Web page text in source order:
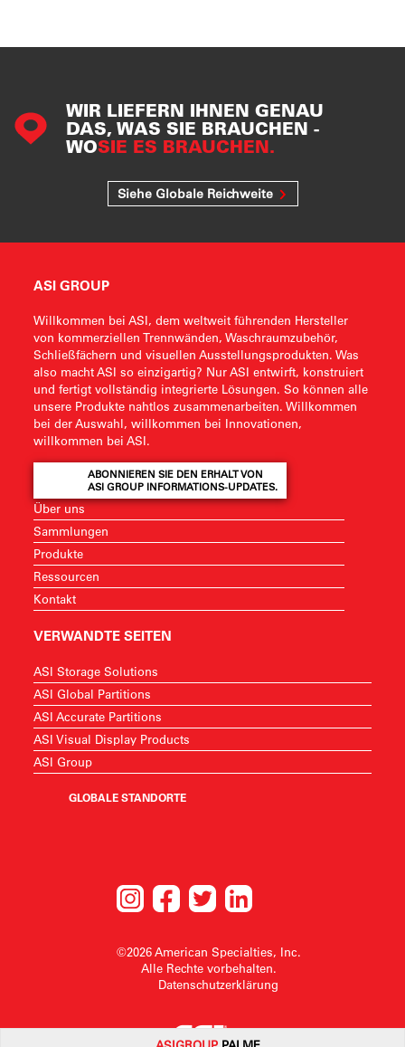
WIR LIEFERN IHNEN GENAU
DAS, WAS SIE BRAUCHEN -
WOSIE ES BRAUCHEN.
Siehe Globale Reichweite
ASI GROUP
Willkommen bei ASI, dem weltweit führenden Hersteller
von kommerziellen Trennwänden, Waschraumzubehör,
Schließfächern und visuellen Ausstellungsprodukten. Was
also macht ASI so einzigartig? Nur ASI entwirft, konstruiert
und fertigt vollständig integrierte Lösungen. So können alle
unsere Produkte nahtlos zusammenarbeiten. Willkommen
bei der Auswahl, willkommen bei Innovationen,
willkommen bei ASI.
ABONNIEREN SIE DEN ERHALT VON
ASI GROUP INFORMATIONS-UPDATES.
Über uns
Sammlungen
Produkte
Ressourcen
Kontakt
VERWANDTE SEITEN
ASI Storage Solutions
ASI Global Partitions
ASI Accurate Partitions
ASI Visual Display Products
ASI Group
GLOBALE STANDORTE
©2026 American Specialties, Inc.
Alle Rechte vorbehalten.
Datenschutzerklärung